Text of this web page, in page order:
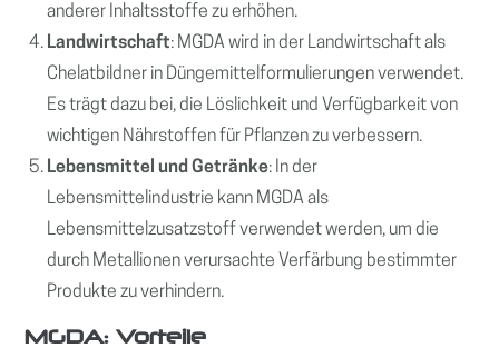
anderer Inhaltsstoffe zu erhöhen.
Landwirtschaft: MGDA wird in der Landwirtschaft als
Chelatbildner in Düngemittelformulierungen verwendet.
Es trägt dazu bei, die Löslichkeit und Verfügbarkeit von
wichtigen Nährstoffen für Pflanzen zu verbessern.
Lebensmittel und Getränke: In der
Lebensmittelindustrie kann MGDA als
Lebensmittelzusatzstoff verwendet werden, um die
durch Metallionen verursachte Verfärbung bestimmter
Produkte zu verhindern.
MGDA: Vorteile